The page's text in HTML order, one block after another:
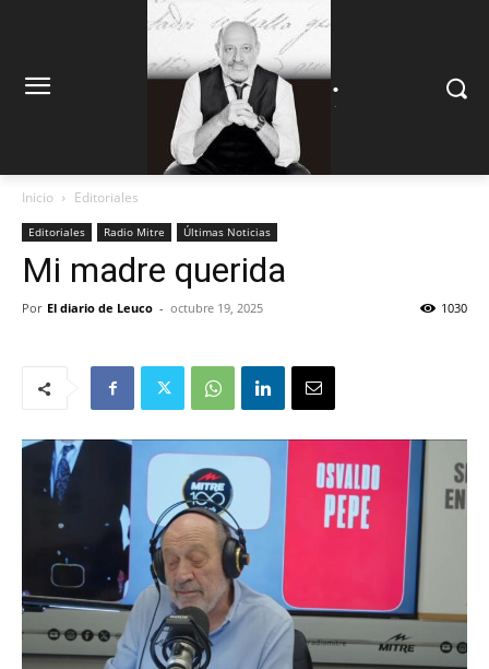
.
Inicio Editoriales
Editoriales Radio Mitre Últimas Noticias
Mi madre querida
Por El diario de Leuco - octubre 19, 2025 1030